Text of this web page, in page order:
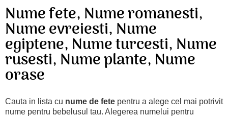
Nume fete, Nume romanesti,
Nume evreiesti, Nume
egiptene, Nume turcesti, Nume
rusesti, Nume plante, Nume
orase
Cauta in lista cu nume de fete pentru a alege cel mai potrivit
nume pentru bebelusul tau. Alegerea numelui pentru